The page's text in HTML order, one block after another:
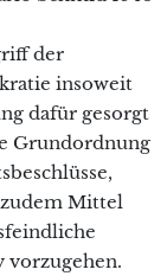
der
insoweit
dafür gesorgt
Grundordnung
zudem Mittel
vorzugehen.